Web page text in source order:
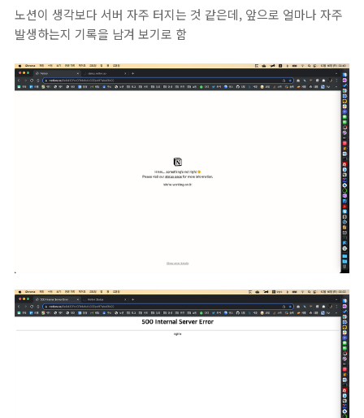
노션이 생각보다 서버 자주 터지는 것 같은데, 앞으로 얼마나 자주
발생하는지 기록을 남겨 보기로 함